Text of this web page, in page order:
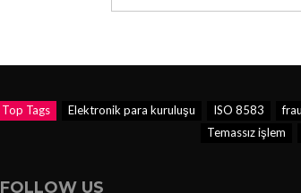
Top Tags Elektronik para kuruluşu ISO 8583
Temassız işlem
FOLLOW US